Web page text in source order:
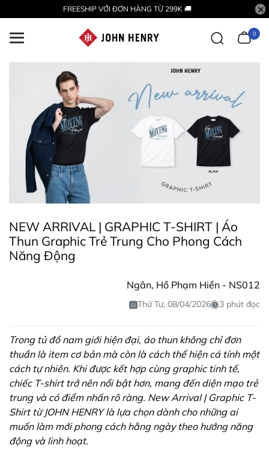
FREESHIP VỚI ĐƠN HÀNG TỪ 299K 🚚
0
NEW ARRIVAL | GRAPHIC T-SHIRT | Áo
Thun Graphic Trẻ Trung Cho Phong Cách
Năng Động
Ngân, Hồ Phạm Hiền - NS012
Thứ Tư, 08/04/2026 3 phút đọc
Trong tủ đồ nam giới hiện đại, áo thun không chỉ đơn
thuần là item cơ bản mà còn là cách thể hiện cá tính một
cách tự nhiên. Khi được kết hợp cùng graphic tinh tế,
chiếc T-shirt trở nên nổi bật hơn, mang đến diện mạo trẻ
trung và có điểm nhấn rõ ràng. New Arrival | Graphic T-
Shirt từ JOHN HENRY là lựa chọn dành cho những ai
muốn làm mới phong cách hằng ngày theo hướng năng
động và linh hoạt.